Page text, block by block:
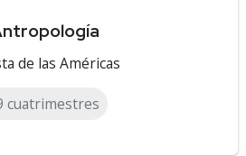
de las Américas
cuatrimestres